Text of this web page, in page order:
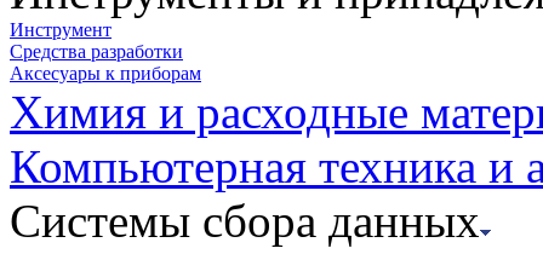
Инструмент
Средства разработки
Аксесуары к приборам
Химия и расходные
Компьютерная техника и
Системы сбора данных